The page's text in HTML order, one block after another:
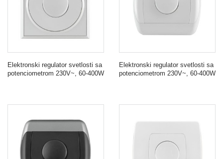
Elektronski regulator svetlosti sa
potenciometrom 230V~, 60-400W
Elektronski regulator svetlosti sa
potenciometrom 230V~, 60-400W